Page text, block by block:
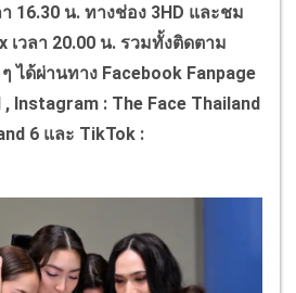
16.30 น. ทางช่อง 3HD และชม
เวลา 20.00 น. รวมทั้งติดตาม
ได้ผ่านทาง Facebook Fanpage
, Instagram : The Face Thailand
6 และ TikTok :